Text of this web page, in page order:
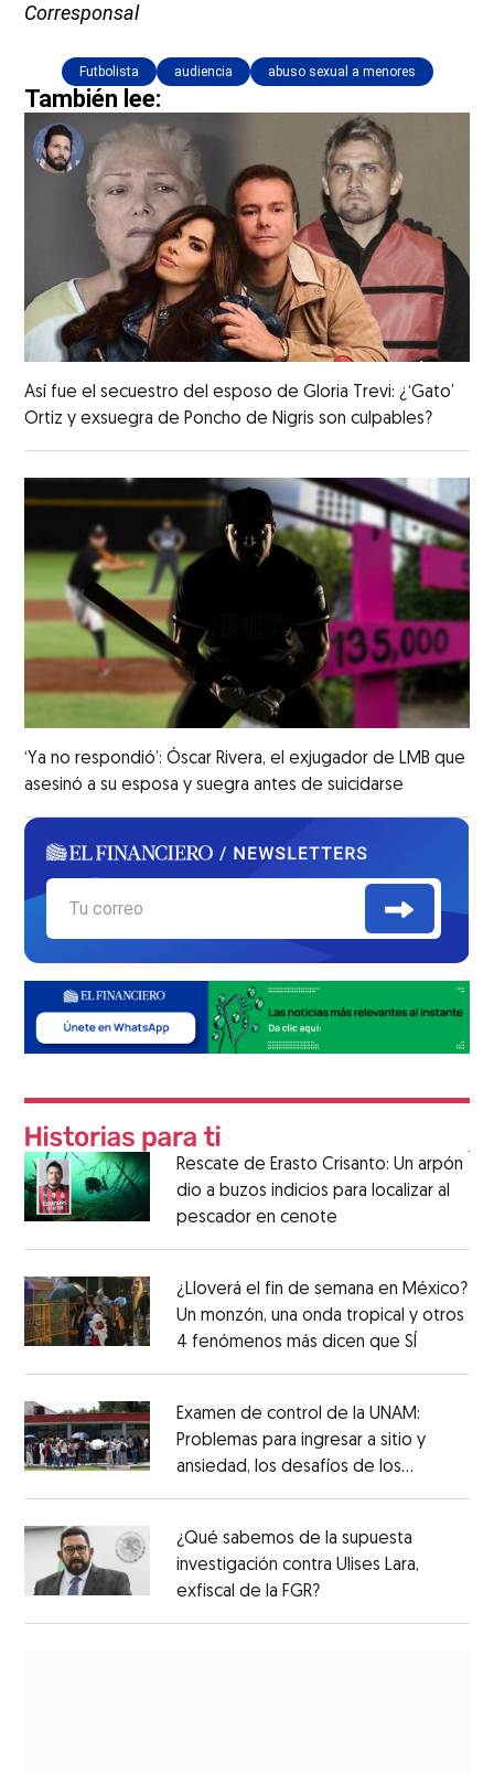
Corresponsal
Futbolista audiencia abuso sexual a menores
También lee:
Así fue el secuestro del esposo de Gloria Trevi: ¿‘Gato’
Ortiz y exsuegra de Poncho de Nigris son culpables?
‘Ya no respondió’: Óscar Rivera, el exjugador de LMB que
asesinó a su esposa y suegra antes de suicidarse
Rescate de Erasto Crisanto: Un arpón
dio a buzos indicios para localizar al
pescador en cenote
¿Lloverá el fin de semana en México?
Un monzón, una onda tropical y otros
4 fenómenos más dicen que SÍ
Examen de control de la UNAM:
Problemas para ingresar a sitio y
ansiedad, los desafíos de los
¿Qué sabemos de la supuesta
investigación contra Ulises Lara,
exfiscal de la FGR?